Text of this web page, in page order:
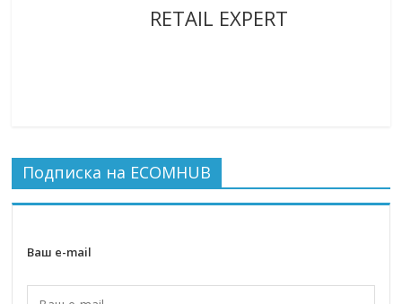
RETAIL EXPERT
Подписка на ECOMHUB
Ваш e-mail